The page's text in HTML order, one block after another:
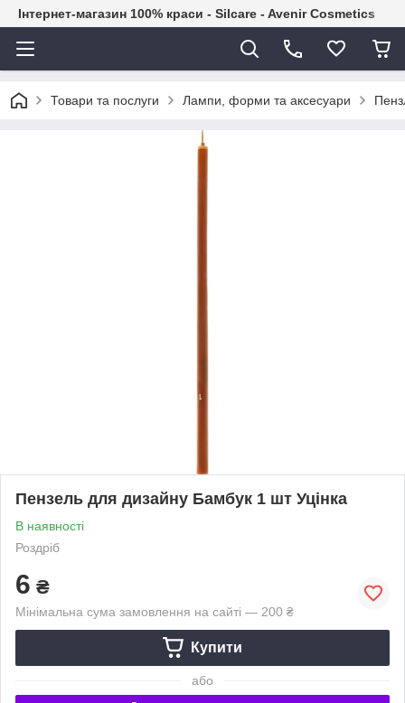
Інтернет-магазин 100% краси - Silcare - Avenir Cosmetics
Товари та послуги Лампи, форми та аксесуари
Пензель для дизайну Бамбук 1 шт Уцінка
В наявності
Роздріб
6 ₴
Мінімальна сума замовлення на сайті — 200 ₴
Купити
або